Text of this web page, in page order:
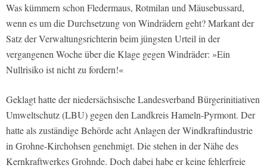
Was kümmern schon Fledermaus, Rotmilan und Mäusebussard,
wenn es um die Durchsetzung von Windrädern geht? Markant der
Satz der Verwaltungsrichterin beim jüngsten Urteil in der
vergangenen Woche über die Klage gegen Windräder: »Ein
Nullrisiko ist nicht zu fordern!«
Geklagt hatte der niedersächsische Landesverband Bürgerinitiativen
Umweltschutz (LBU) gegen den Landkreis Hameln-Pyrmont. Der
hatte als zuständige Behörde acht Anlagen der Windkraftindustrie
in Grohne-Kirchohsen genehmigt. Die stehen in der Nähe des
Kernkraftwerkes Grohnde. Doch dabei habe er keine fehlerfreie